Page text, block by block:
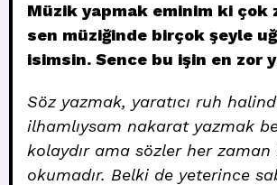
Müzik yapmak eminim ki çok
sen müziğinde birçok şeyle
isimsin. Sence bu işin en zor
Söz yazmak, yaratıcı ruh
ilhamlıysam nakarat yazmak
kolaydır ama sözler her
okumadır. Belki de yeterince